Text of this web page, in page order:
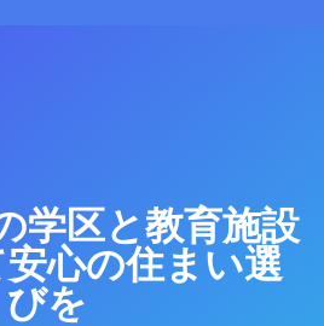
学区と教育施設
心の住まい選
びを